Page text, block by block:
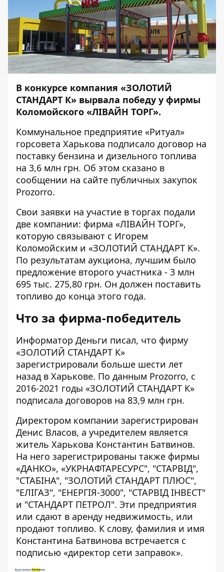
В конкурсе компания «ЗОЛОТИЙ
СТАНДАРТ К» вырвала победу у фирмы
Коломойского «ЛІВАЙН ТОРГ».
Коммунальное предприятие «Ритуал»
горсовета Харькова подписало договор на
поставку бензина и дизельного топлива
на 3,6 млн грн. Об этом сказано в
сообщении на сайте публичных закупок
Prozorro.
Свои заявки на участие в торгах подали
две компании: фирма «ЛІВАЙН ТОРГ»,
которую связывают с Игорем
Коломойским и «ЗОЛОТИЙ СТАНДАРТ К».
По результатам аукциона, лучшим было
предложение второго участника - 3 млн
695 тыс. 275,80 грн. Он должен поставить
топливо до конца этого года.
Что за фирма-победитель
Информатор Деньги писал, что фирму
«ЗОЛОТИЙ СТАНДАРТ К»
зарегистрировали больше шести лет
назад в Харькове. По данным Prozorro, с
2016-2021 годы «ЗОЛОТИЙ СТАНДАРТ К»
подписала договоров на 83,9 млн грн.
Директором компании зарегистрирован
Денис Власов, а учредителем является
житель Харькова Константин Батвинов.
На него зарегистрированы также фирмы
«ДАНКО», «УКРНАФТАРЕСУРС", "СТАРВІД",
"СТАБІНА", "ЗОЛОТИЙ СТАНДАРТ ПЛЮС",
"ЕЛІГАЗ", "ЕНЕРГІЯ-3000", "СТАРВІД ІНВЕСТ"
и "СТАНДАРТ ПЕТРОЛ". Эти предприятия
или сдают в аренду недвижимость, или
продают топливо. К слову, фамилия и имя
Константина Батвинова встречается с
подписью «директор сети заправок».